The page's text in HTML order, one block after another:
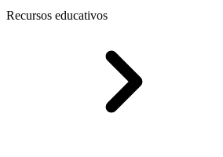
Recursos educativos